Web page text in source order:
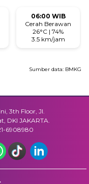
06:00 WIB
Cerah Berawan
26°C | 74%
3.5 km/jam
Sumber data: BMKG
3th Floor, Jl.
DKI JAKARTA.
6908980